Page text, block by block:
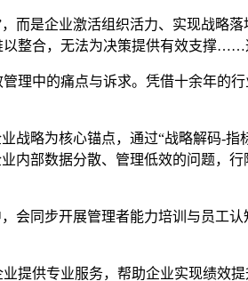
而是企业激活组织活力、实现战略
整合，无法为决策提供有效支撑……
理中的痛点与诉求。凭借十余年的
战略为核心锚点，通过“战略解码-
内部数据分散、管理低效的问题，
会同步开展管理者能力培训与员工
提供专业服务，帮助企业实现绩效